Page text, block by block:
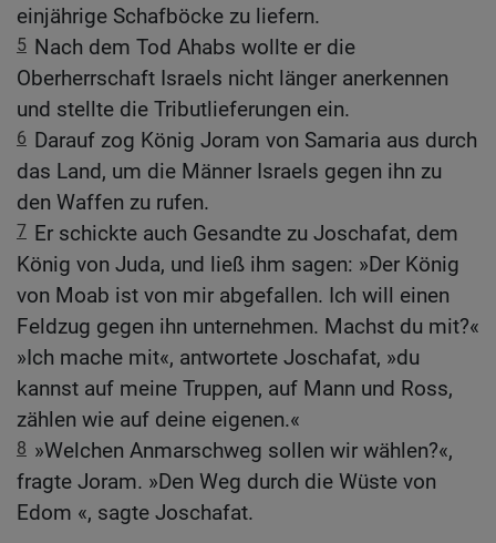
einjährige Schafböcke zu liefern.
5 Nach dem Tod Ahabs wollte er die
Oberherrschaft Israels nicht länger anerkennen
und stellte die Tributlieferungen ein.
6 Darauf zog König Joram von Samaria aus durch
das Land, um die Männer Israels gegen ihn zu
den Waffen zu rufen.
7 Er schickte auch Gesandte zu Joschafat, dem
König von Juda, und ließ ihm sagen: »Der König
von Moab ist von mir abgefallen. Ich will einen
Feldzug gegen ihn unternehmen. Machst du mit?«
»Ich mache mit«, antwortete Joschafat, »du
kannst auf meine Truppen, auf Mann und Ross,
zählen wie auf deine eigenen.«
8 »Welchen Anmarschweg sollen wir wählen?«,
fragte Joram. »Den Weg durch die Wüste von
Edom «, sagte Joschafat.